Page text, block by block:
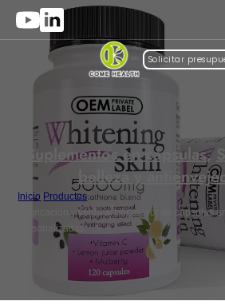
Solicitar
Suplementos en cápsulas,
belleza y
Inicio Productos/
Fabricación y venta al por mayor de cápsulas
personalizadas